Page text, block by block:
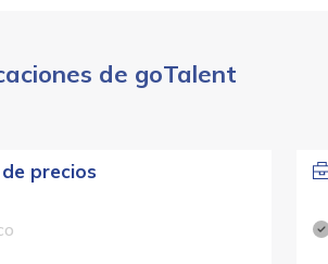
de goTalent
precios